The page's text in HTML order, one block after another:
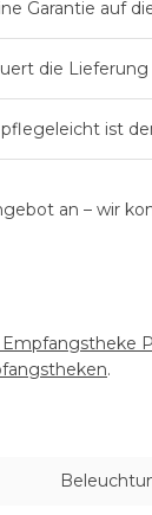
Garantie auf
die
ist
an – wir
.